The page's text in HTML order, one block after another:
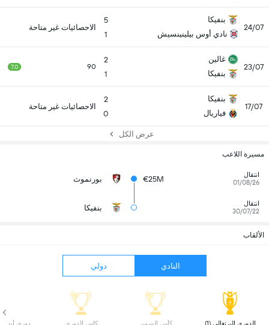
24/07
بنفيكا
نادي أوس بيلينينسيش
5
1
الاحصائيات غير متاحة
23/07
غالين
بنفيكا
2
1
90
7.0
17/07
بنفيكا
فياريال
2
0
الاحصائيات غير متاحة
عرض الكل
مسيرة اللاعب
انتقال
01/08/26
€25M بورنموث
انتقال
30/07/22
بنفيكا
الألقاب
النادي دولي